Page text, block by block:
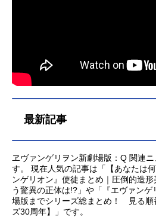
月17日（土
サト：三石
田ケンスケ：
ゲル：子安
呂高雄コウ
デキ：勝杏
一加持リョ
碇ユイ：林
人）...
『エヴァンゲ
最新記事
ヱヴァンゲリヲン新劇場版：Q 関連
す。 現在人気の記事は「【あなたは
ンゲリオン』使徒まとめ｜圧倒的造
う驚異の正体は!?」や「『エヴァンゲ
場版までシリーズ総まとめ！ 見る順
ズ30周年】」です。